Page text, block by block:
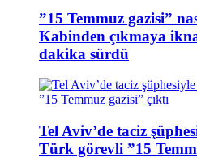
”15 Temmuz gazisi”
Kabinden çıkmaya
dakika sürdü
Tel Aviv’de taciz
Türk görevli ”15